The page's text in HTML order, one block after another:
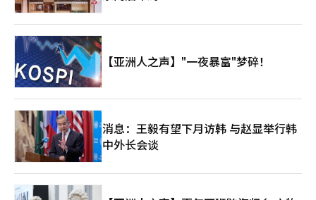
【亚洲人之声】"一夜暴富"梦碎！
消息：王毅有望下月访韩 与赵显举行韩
中外长会谈